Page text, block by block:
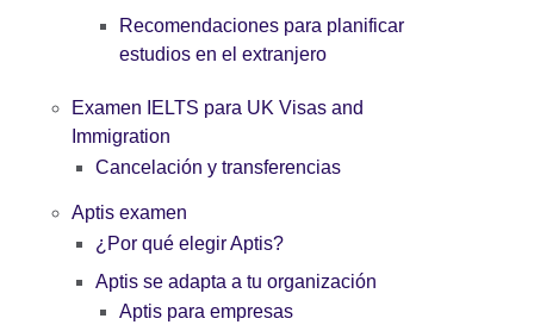
Recomendaciones para planificar
estudios en el extranjero
Examen IELTS para UK Visas and
Immigration
Cancelación y transferencias
Aptis examen
¿Por qué elegir Aptis?
Aptis se adapta a tu organización
Aptis para empresas